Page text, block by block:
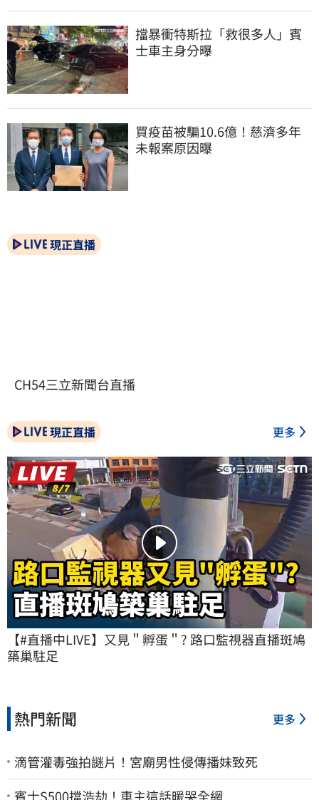
擋暴衝特斯拉「救很多人」賓
士車主身分曝
買疫苗被騙10.6億！慈濟多年
未報案原因曝
現正直播
CH54三立新聞台直播
現正直播 更多
【#直播中LIVE】又見＂孵蛋＂? 路口監視器直播斑鳩
築巢駐足
熱門新聞 更多
滴管灌毒強拍謎片！宮廟男性侵傳播妹致死
賓士S500擋浩劫！車主這話暖哭全網